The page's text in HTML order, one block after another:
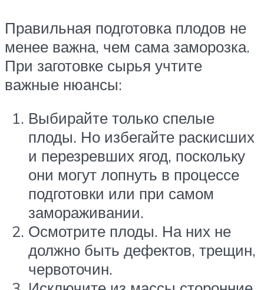
Правильная подготовка плодов не
менее важна, чем сама заморозка.
При заготовке сырья учтите
важные нюансы:
Выбирайте только спелые
плоды. Но избегайте раскисших
и перезревших ягод, поскольку
они могут лопнуть в процессе
подготовки или при самом
замораживании.
Осмотрите плоды. На них не
должно быть дефектов, трещин,
червоточин.